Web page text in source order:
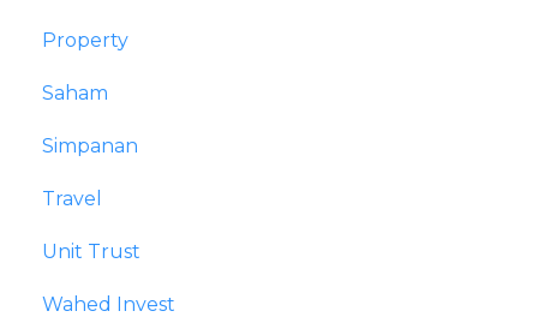
Property
Saham
Simpanan
Travel
Unit Trust
Wahed Invest